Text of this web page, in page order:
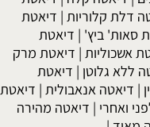
דלת קלוריות | דיאטת
סאות' ביץ' | דיאטת
אשכוליות | דיאטת מרק
ללא גלוטן | דיאטת
| דיאטה אנאבולית | דיאטת
ואחרי | דיאטה מהירה